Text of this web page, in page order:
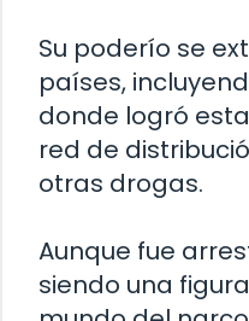
Su poderío se
países,
donde logró
red de
otras drogas.
Aunque fue
siendo una